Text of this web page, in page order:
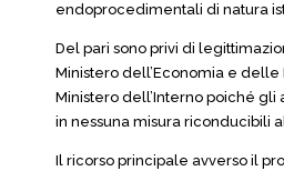
endoprocedimentali di natura
Del pari sono privi di
Ministero dell’Economia e delle
Ministero dell’Interno poiché gli
in nessuna misura riconducibili
Il ricorso principale avverso il